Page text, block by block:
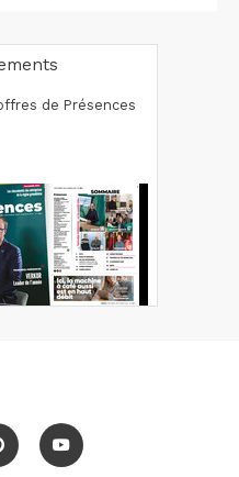
de Présences